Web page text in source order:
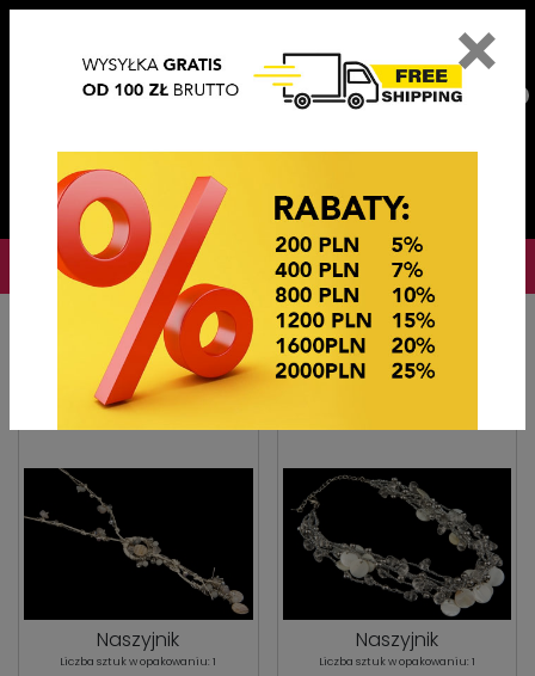
OKAZJE CENOWE! OKAZJE CENOWE!
Strona główna Biżuteria sztuczna Naszyjniki
Naszyjnik
Liczba sztuk w opakowaniu: 1
Naszyjnik
Liczba sztuk w opakowaniu: 1
×